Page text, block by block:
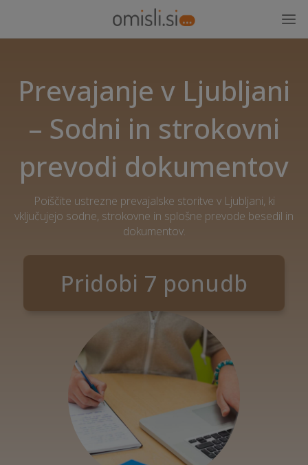
Prevajanje v Ljubljani
– Sodni in strokovni
prevodi dokumentov
Poiščite ustrezne prevajalske storitve v Ljubljani, ki
vključujejo sodne, strokovne in splošne prevode besedil in
dokumentov.
Pridobi 7 ponudb